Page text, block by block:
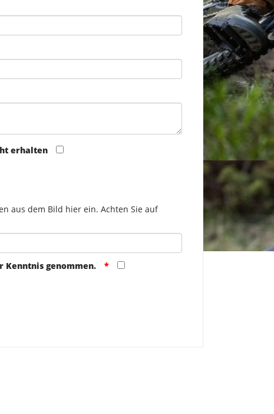
erhalten
aus dem Bild hier ein. Achten Sie auf
Kenntnis genommen.